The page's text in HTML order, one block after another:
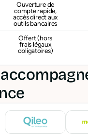
Ouverture de
compte rapide,
accès direct aux
outils bancaires
Offert (hors
frais légaux
obligatoires)